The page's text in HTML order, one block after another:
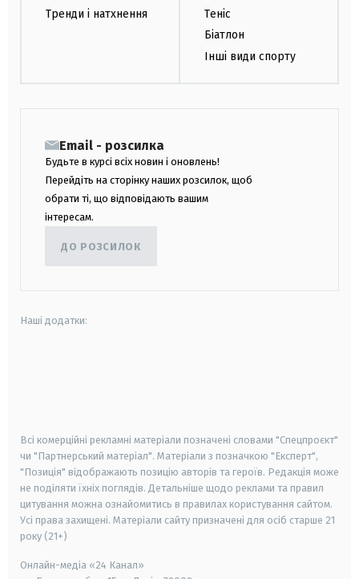
Тренди і натхнення
Теніс
Біатлон
Інші види спорту
Email - розсилка
Будьте в курсі всіх новин і оновлень!
Перейдіть на сторінку наших розсилок, щоб
обрати ті, що відповідають вашим
інтересам.
ДО РОЗСИЛОК
Наші додатки:
Всі комерційні рекламні матеріали позначені словами "Спецпроєкт"
чи "Партнерський матеріал". Матеріали з позначкою "Експерт",
"Позиція" відображають позицію авторів та героїв. Редакція може
не поділяти їхніх поглядів. Детальніше щодо реклами та правил
цитування можна ознайомитись в правилах користування сайтом.
Усі права захищені. Матеріали сайту призначені для осіб старше 21
року (21+)
Онлайн-медіа «24 Канал»